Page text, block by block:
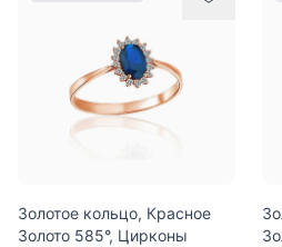
Золотое кольцо, Красное
Золото 585°, Цирконы